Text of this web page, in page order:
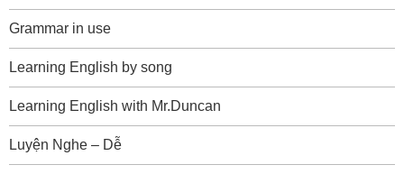
Grammar in use
Learning English by song
Learning English with Mr.Duncan
Luyện Nghe – Dễ